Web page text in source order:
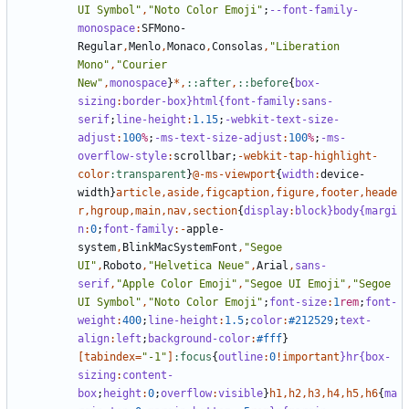
UI Symbol" , "Noto Color Emoji" ; --font-family-
monospace:SFMono-
Regular, Menlo, Monaco,Consolas , "Liberation
Mono" , "Courier
New" ,monospace}*, ::after, ::before{ box-
sizing : border-box}html{font-family: sans-
serif; line-height : 1.15; -webkit-text-size-
adjust : 100%; -ms-text-size-adjust : 100%; -ms-
overflow-style: scrollbar; -webkit-tap-highlight-
color:transparent }@-ms-viewport{width:device-
width}article,aside, figcaption, figure, footer, heade
r, hgroup,main, nav, section{display: block}body{margi
n:0; font-family:-apple-
system, BlinkMacSystemFont , "Segoe
UI" , Roboto, "Helvetica Neue" ,Arial , sans-
serif, "Apple Color Emoji" , "Segoe UI Emoji" , "Segoe
UI Symbol" , "Noto Color Emoji" ; font-size: 1rem; font-
weight :400; line-height : 1.5; color:#212529;text-
align: left ; background-color:#fff}
tabindex="-1" :focus{outline:0 !important }hr{box-
sizing : content-
box; height :0;overflow:visible} h1, h2, h3, h4, h5, h6{ma